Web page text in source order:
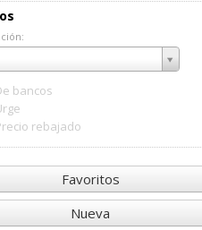
bancos
rebajado
Favoritos
Nueva